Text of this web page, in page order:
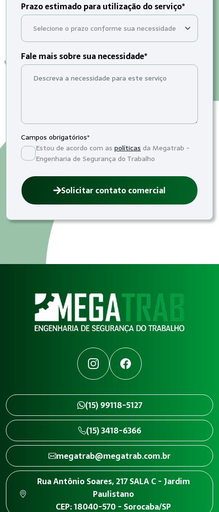
Prazo estimado para utilização do serviço*
Fale mais sobre sua necessidade*
Campos obrigatórios*
Estou de acordo com as políticas da Megatrab -
Engenharia de Segurança do Trabalho
Solicitar contato comercial
InstagramFacebook
(15) 99118-5127
(15) 3418-6366
megatrab@megatrab.com.br
Rua Antônio Soares, 217 SALA C - Jardim
Paulistano
CEP: 18040-570 - Sorocaba/SP